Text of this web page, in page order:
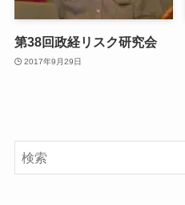
第38回政経リスク研究会
2017年9月29日